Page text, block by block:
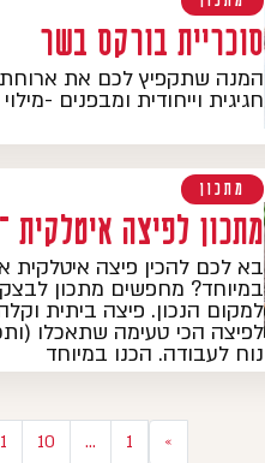
סוכריית בורקס בשר
המנה שתקפיץ לכם את
חגיגית וייחודית ומבפנים -
מתכון
מתכון לפיצה
בא לכם להכין פיצה איטלקית
במיוחד? מחפשים מתכון
למקום הנכון. פיצה ביתית
לפיצה הכי טעימה שתאכלו
נוח לעבודה. הכנו במיוחד
»
1
…
10